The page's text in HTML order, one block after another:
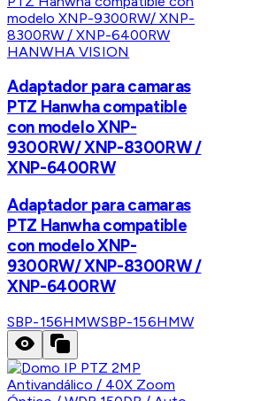
HANWHA VISION
Adaptador para camaras
PTZ Hanwha compatible
con modelo XNP-
9300RW/ XNP-8300RW /
XNP-6400RW
Adaptador para camaras
PTZ Hanwha compatible
con modelo XNP-
9300RW/ XNP-8300RW /
XNP-6400RW
SBP-156HMWSBP-156HMW